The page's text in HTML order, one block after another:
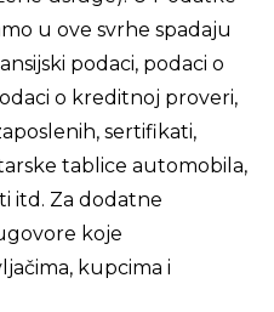
u ove svrhe spadaju
podaci, podaci o
o kreditnoj proveri,
sertifikati,
tablice automobila,
itd. Za dodatne
koje
kupcima i